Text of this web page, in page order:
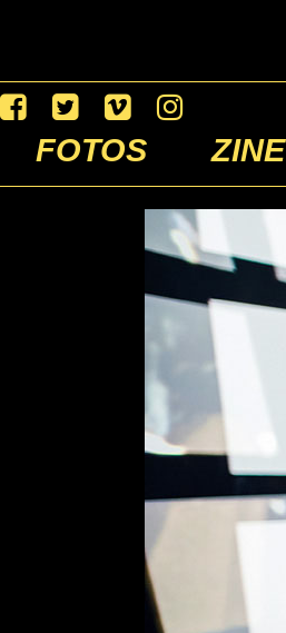
FOTOS ZINE